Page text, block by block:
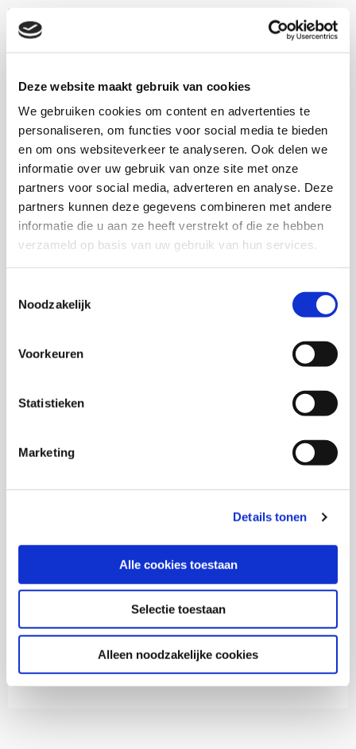
Deze website maakt gebruik van cookies
We gebruiken cookies om content en advertenties te
personaliseren, om functies voor social media te bieden
en om ons websiteverkeer te analyseren. Ook delen we
informatie over uw gebruik van onze site met onze
partners voor social media, adverteren en analyse. Deze
partners kunnen deze gegevens combineren met andere
informatie die u aan ze heeft verstrekt of die ze hebben
verzameld op basis van uw gebruik van hun services.
Noodzakelijk
Voorkeuren
Statistieken
Marketing
Details tonen
Alle cookies toestaan
Selectie toestaan
Alleen noodzakelijke cookies
Zie ook deelonderzoek 3b. van het Verwey-Jonker
Instituut:
Literatuurstudie, interviews en dossierstudie
seksueel misbruik in pleeggezinnen en instellingen
Rijksuniversiteit Groningen met medewerking van
Marian van der Klein (Verwey-Jonker Instituut):Aard
en omvang van seksueel misbruik in de residentiële
jeugdzorg en reacties op signalen van dit misbruik
F.E. Six
Thema's
Huiselijk geweld en kindermishandeling